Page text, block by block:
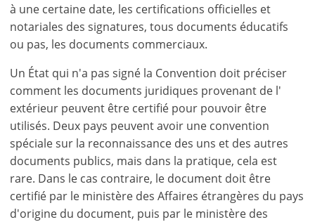
à une certaine date, les certifications officielles et
notariales des signatures, tous documents éducatifs
ou pas, les documents commerciaux.
Un État qui n'a pas signé la Convention doit préciser
comment les documents juridiques provenant de l'
extérieur peuvent être certifié pour pouvoir être
utilisés. Deux pays peuvent avoir une convention
spéciale sur la reconnaissance des uns et des autres
documents publics, mais dans la pratique, cela est
rare. Dans le cas contraire, le document doit être
certifié par le ministère des Affaires étrangères du pays
d'origine du document, puis par le ministère des